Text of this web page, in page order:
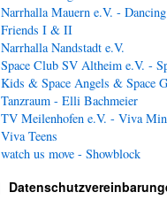
Narrhalla Mauern e.V. - Dancing
Friends I & II
Narrhalla Nandstadt e.V.
Space Club SV Altheim e.V. -
Kids & Space Angels & Space
Tanzraum - Elli Bachmeier
TV Meilenhofen e.V. - Viva
Viva Teens
watch us move - Showblock